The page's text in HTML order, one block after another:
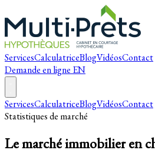
ServicesCalculatriceBlogVidéosContact
Demande en ligne EN
ServicesCalculatriceBlogVidéosContact
Statistiques de marché
Le marché immobilier en